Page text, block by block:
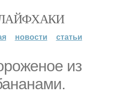
новости статьи
из